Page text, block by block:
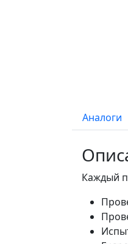
Аналоги
Каждый